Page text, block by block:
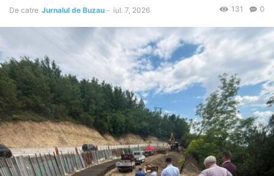
De catre Jurnalul de Buzau - iul. 7, 2026 0
131